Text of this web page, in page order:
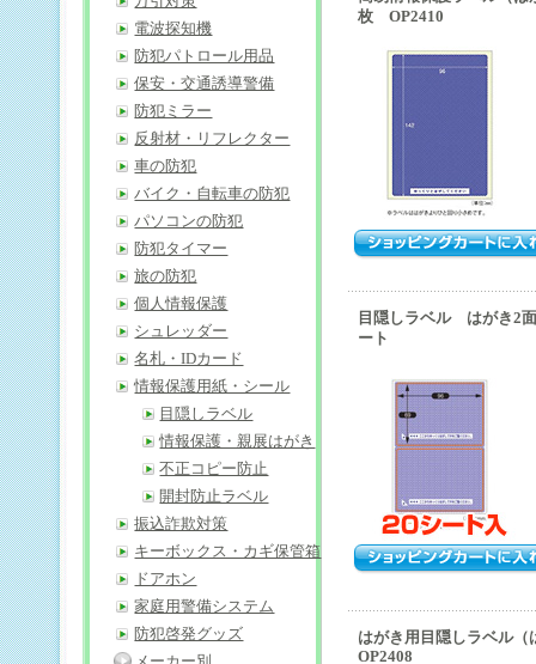
枚 OP2410
目隠しラベル はがき2
ート
はがき用目隠しラベル
OP2408
電波探知機
防犯パトロール用品
保安・交通誘導警備
防犯ミラー
反射材・リフレクター
車の防犯
バイク・自転車の防犯
パソコンの防犯
防犯タイマー
旅の防犯
個人情報保護
シュレッダー
名札・IDカード
情報保護用紙・シール
目隠しラベル
情報保護・親展はがき
不正コピー防止
開封防止ラベル
振込詐欺対策
キーボックス・カギ保管箱
ドアホン
家庭用警備システム
防犯啓発グッズ